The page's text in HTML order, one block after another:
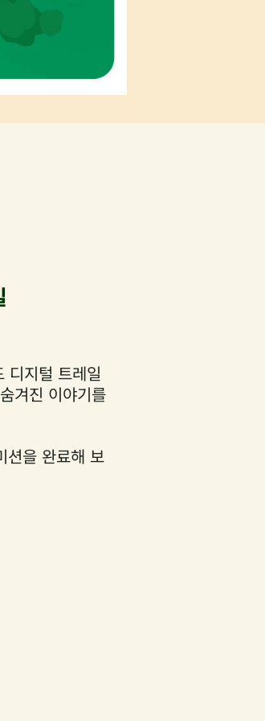
디지털 트레일
겨진 이야기를
션을 완료해 보